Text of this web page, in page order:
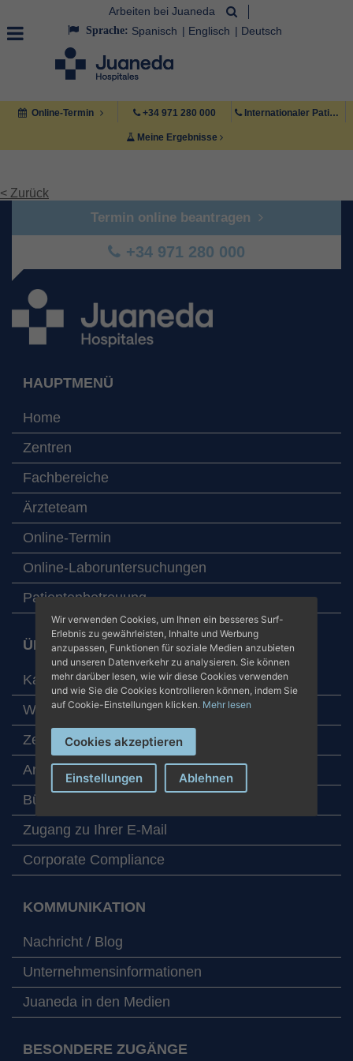
Arbeiten bei Juaneda
Sprache: Spanisch Englisch Deutsch
Online-Termin +34 971 280 000 Internationaler Patient +34 971 222 222
Meine Ergebnisse
< Zurück
Termin online beantragen
+34 971 280 000
HAUPTMENÜ
Home
Zentren
Fachbereiche
Ärzteteam
Online-Termin
Online-Laboruntersuchungen
Patientenbetreuung
ÜBER JUANEDA KRANKENHÄUSER
Karte mit unseren Zentren
Werte
Zertifikate und Auszeichnungen
Arbeiten bei Juaneda
Büros
Zugang zu Ihrer E-Mail
Corporate Compliance
KOMMUNIKATION
Nachricht / Blog
Unternehmensinformationen
Juaneda in den Medien
BESONDERE ZUGÄNGE
Wir verwenden Cookies, um Ihnen ein besseres Surf-
Erlebnis zu gewährleisten, Inhalte und Werbung
anzupassen, Funktionen für soziale Medien anzubieten
und unseren Datenverkehr zu analysieren. Sie können
mehr darüber lesen, wie wir diese Cookies verwenden
und wie Sie die Cookies kontrollieren können, indem Sie
auf Cookie-Einstellungen klicken. Mehr lesen
Cookies akzeptieren
Einstellungen Ablehnen